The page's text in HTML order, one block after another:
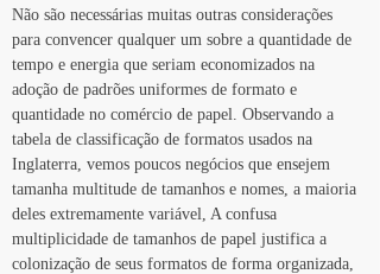
Não são necessárias muitas outras considerações
para convencer qualquer um sobre a quantidade de
tempo e energia que seriam economizados na
adoção de padrões uniformes de formato e
quantidade no comércio de papel. Observando a
tabela de classificação de formatos usados na
Inglaterra, vemos poucos negócios que ensejem
tamanha multitude de tamanhos e nomes, a maioria
deles extremamente variável, A confusa
multiplicidade de tamanhos de papel justifica a
colonização de seus formatos de forma organizada,